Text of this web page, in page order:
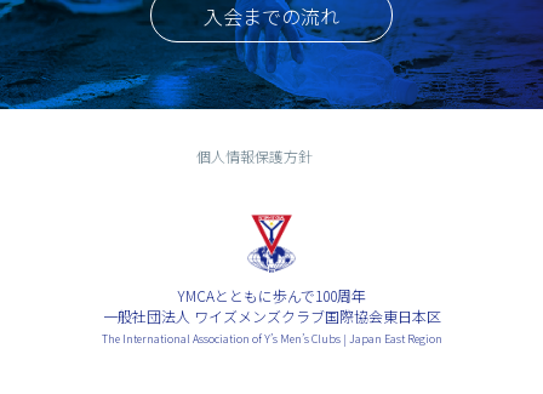
入会までの流れ
個人情報保護方針
YMCAとともに歩んで100周年
一般社団法人 ワイズメンズクラブ国際協会東日本区
The International Association of Y’s Men’s Clubs | Japan East Region